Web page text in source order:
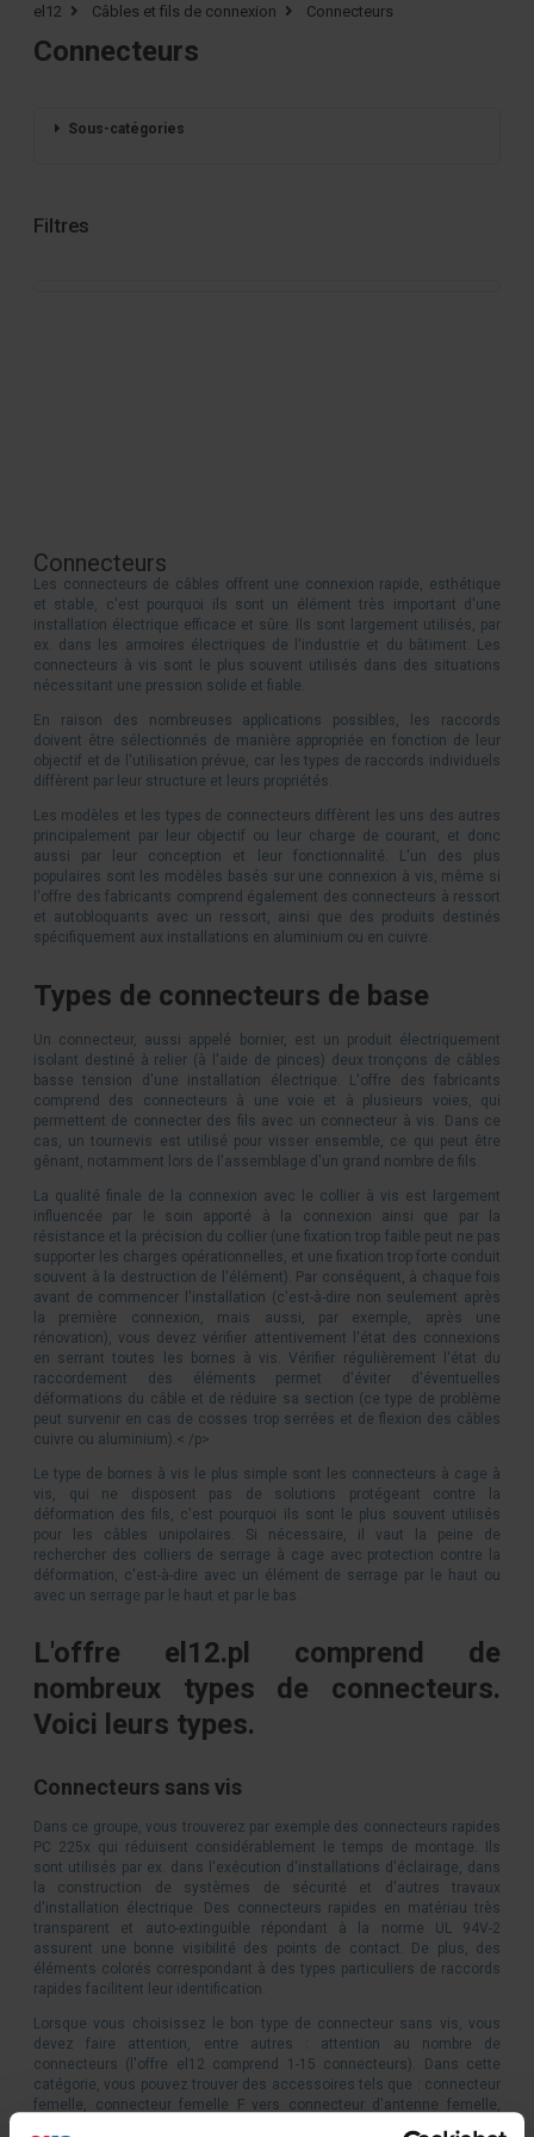
el12 Câbles et fils de connexion Connecteurs
Connecteurs
Sous-catégories
Filtres
Connecteurs
Les connecteurs de câbles offrent une connexion rapide, esthétique
et stable, c'est pourquoi ils sont un élément très important d'une
installation électrique efficace et sûre. Ils sont largement utilisés, par
ex. dans les armoires électriques de l'industrie et du bâtiment. Les
connecteurs à vis sont le plus souvent utilisés dans des situations
nécessitant une pression solide et fiable.
En raison des nombreuses applications possibles, les raccords
doivent être sélectionnés de manière appropriée en fonction de leur
objectif et de l'utilisation prévue, car les types de raccords individuels
diffèrent par leur structure et leurs propriétés.
Les modèles et les types de connecteurs diffèrent les uns des autres
principalement par leur objectif ou leur charge de courant, et donc
aussi par leur conception et leur fonctionnalité. L'un des plus
populaires sont les modèles basés sur une connexion à vis, même si
l'offre des fabricants comprend également des connecteurs à ressort
et autobloquants avec un ressort, ainsi que des produits destinés
spécifiquement aux installations en aluminium ou en cuivre.
Types de connecteurs de base
Un connecteur, aussi appelé bornier, est un produit électriquement
isolant destiné à relier (à l'aide de pinces) deux tronçons de câbles
basse tension d'une installation électrique. L'offre des fabricants
comprend des connecteurs à une voie et à plusieurs voies, qui
permettent de connecter des fils avec un connecteur à vis. Dans ce
cas, un tournevis est utilisé pour visser ensemble, ce qui peut être
gênant, notamment lors de l'assemblage d'un grand nombre de fils.
La qualité finale de la connexion avec le collier à vis est largement
influencée par le soin apporté à la connexion ainsi que par la
résistance et la précision du collier (une fixation trop faible peut ne pas
supporter les charges opérationnelles, et une fixation trop forte conduit
souvent à la destruction de l'élément). Par conséquent, à chaque fois
avant de commencer l'installation (c'est-à-dire non seulement après
la première connexion, mais aussi, par exemple, après une
rénovation), vous devez vérifier attentivement l'état des connexions
en serrant toutes les bornes à vis. Vérifier régulièrement l'état du
raccordement des éléments permet d'éviter d'éventuelles
déformations du câble et de réduire sa section (ce type de problème
peut survenir en cas de cosses trop serrées et de flexion des câbles
cuivre ou aluminium).< /p>
Le type de bornes à vis le plus simple sont les connecteurs à cage à
vis, qui ne disposent pas de solutions protégeant contre la
déformation des fils, c'est pourquoi ils sont le plus souvent utilisés
pour les câbles unipolaires. Si nécessaire, il vaut la peine de
rechercher des colliers de serrage à cage avec protection contre la
déformation, c'est-à-dire avec un élément de serrage par le haut ou
avec un serrage par le haut et par le bas.
L'offre el12.pl comprend de
nombreux types de connecteurs.
Voici leurs types.
Connecteurs sans vis
Dans ce groupe, vous trouverez par exemple des connecteurs rapides
PC 225x qui réduisent considérablement le temps de montage. Ils
sont utilisés par ex. dans l'exécution d'installations d'éclairage, dans
la construction de systèmes de sécurité et d'autres travaux
d'installation électrique. Des connecteurs rapides en matériau très
transparent et auto-extinguible répondant à la norme UL 94V-2
assurent une bonne visibilité des points de contact. De plus, des
éléments colorés correspondant à des types particuliers de raccords
rapides facilitent leur identification.
Lorsque vous choisissez le bon type de connecteur sans vis, vous
devez faire attention, entre autres : attention au nombre de
connecteurs (l'offre el12 comprend 1-15 connecteurs). Dans cette
catégorie, vous pouvez trouver des accessoires tels que : connecteur
femelle, connecteur femelle F vers connecteur d'antenne femelle,